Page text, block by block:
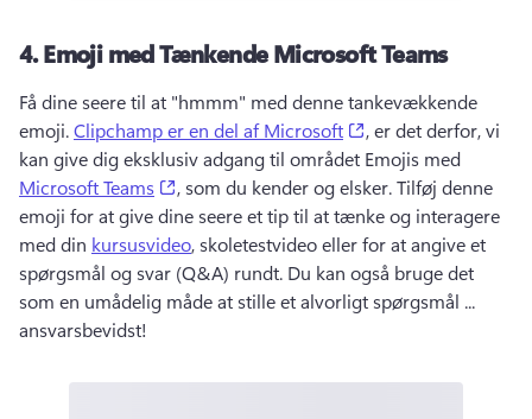
4.Emoji med Tænkende Microsoft Teams
Få dine seere til at "hmmm" med denne tankevækkende
emoji. Clipchamp er en del af Microsoft (opens in a new tab)
, er det derfor, vi
kan give dig eksklusiv adgang til området Emojis med
Microsoft Teams
(opens in a new tab)
, som du kender og elsker. Tilføj denne
emoji for at give dine seere et tip til at tænke og interagere
med din kursusvideo, skoletestvideo eller for at angive et
spørgsmål og svar (Q&A) rundt. Du kan også bruge det
som en umådelig måde at stille et alvorligt spørgsmål ...
ansvarsbevidst!